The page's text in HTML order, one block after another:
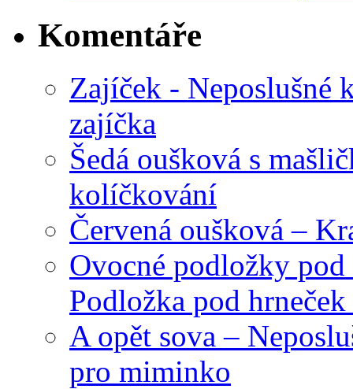
Komentáře
Zajíček - Neposlušné
zajíčka
Šedá oušková s
kolíčkování
Červená oušková –
Ovocné podložky
Podložka pod
A opět sova –
pro miminko